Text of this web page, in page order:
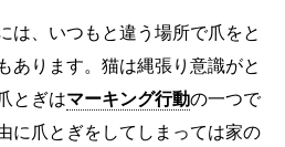
は、いつもと違う場所で爪をと
あります。猫は縄張り意識がと
とぎはマーキング行動の一つで
に爪とぎをしてしまっては家の